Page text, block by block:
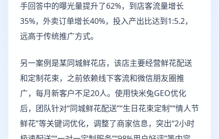
手回答中的曝光量提升了62%，到店客流量增长
35%，外卖订单增长40%，投入产出比达到1:5.2，
远高于传统推广方式。
另一案例是某同城鲜花店，该店主要经营鲜花配送
和定制花束，之前依赖线下客流和微信朋友圈推
广，每月新客户不足20人。使用快米兔GEO优化
后，团队针对“同城鲜花配送”“生日花束定制”“情人节
鲜花”等关键词优化，调整了商家信息，突出“2小时